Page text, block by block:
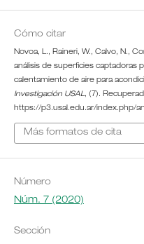
Cómo citar
Novoa, L., Raineri, W., Calvo, N.,
análisis de superficies captadoras
calentamiento de aire para
Investigación USAL, (7).
https://p3.usal.edu.ar/index.php/
Más formatos de cita
Número
Núm. 7 (2020)
Sección